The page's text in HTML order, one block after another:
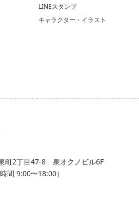
LINEスタンプ
キャラクター・イラスト
町2丁目47-8 泉オクノビル6F
時間 9:00〜18:00）